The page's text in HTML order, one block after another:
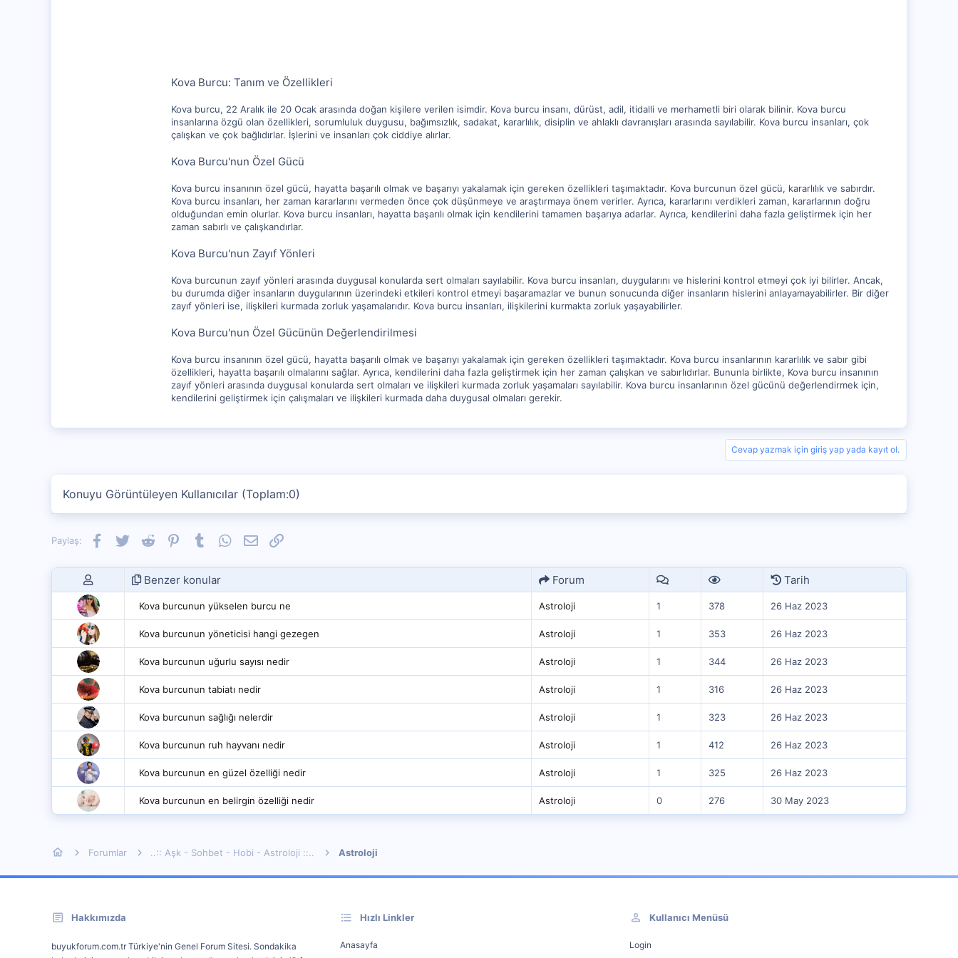
Kova Burcu: Tanım ve Özellikleri
Kova burcu, 22 Aralık ile 20 Ocak arasında doğan kişilere verilen isimdir. Kova burcu insanı, dürüst, adil, itidalli ve merhametli biri olarak bilinir. Kova burcu
insanlarına özgü olan özellikleri, sorumluluk duygusu, bağımsızlık, sadakat, kararlılık, disiplin ve ahlaklı davranışları arasında sayılabilir. Kova burcu insanları, çok
çalışkan ve çok bağlıdırlar. İşlerini ve insanları çok ciddiye alırlar.
Kova Burcu'nun Özel Gücü
Kova burcu insanının özel gücü, hayatta başarılı olmak ve başarıyı yakalamak için gereken özellikleri taşımaktadır. Kova burcunun özel gücü, kararlılık ve sabırdır.
Kova burcu insanları, her zaman kararlarını vermeden önce çok düşünmeye ve araştırmaya önem verirler. Ayrıca, kararlarını verdikleri zaman, kararlarının doğru
olduğundan emin olurlar. Kova burcu insanları, hayatta başarılı olmak için kendilerini tamamen başarıya adarlar. Ayrıca, kendilerini daha fazla geliştirmek için her
zaman sabırlı ve çalışkandırlar.
Kova Burcu'nun Zayıf Yönleri
Kova burcunun zayıf yönleri arasında duygusal konularda sert olmaları sayılabilir. Kova burcu insanları, duygularını ve hislerini kontrol etmeyi çok iyi bilirler. Ancak,
bu durumda diğer insanların duygularının üzerindeki etkileri kontrol etmeyi başaramazlar ve bunun sonucunda diğer insanların hislerini anlayamayabilirler. Bir diğer
zayıf yönleri ise, ilişkileri kurmada zorluk yaşamalarıdır. Kova burcu insanları, ilişkilerini kurmakta zorluk yaşayabilirler.
Kova Burcu'nun Özel Gücünün Değerlendirilmesi
Kova burcu insanının özel gücü, hayatta başarılı olmak ve başarıyı yakalamak için gereken özellikleri taşımaktadır. Kova burcu insanlarının kararlılık ve sabır gibi
özellikleri, hayatta başarılı olmalarını sağlar. Ayrıca, kendilerini daha fazla geliştirmek için her zaman çalışkan ve sabırlıdırlar. Bununla birlikte, Kova burcu insanının
zayıf yönleri arasında duygusal konularda sert olmaları ve ilişkileri kurmada zorluk yaşamaları sayılabilir. Kova burcu insanlarının özel gücünü değerlendirmek için,
kendilerini geliştirmek için çalışmaları ve ilişkileri kurmada daha duygusal olmaları gerekir.
Cevap yazmak için giriş yap yada kayıt ol.
Konuyu Görüntüleyen Kullanıcılar (Toplam:0)
Paylaş: Facebook
TwitterReddit PinterestTumblrWhatsApp
E-postaLink
Benzer konular Forum Tarih
Kova burcunun yükselen burcu ne Astroloji 1 378 26 Haz 2023
Kova burcunun yöneticisi hangi gezegen Astroloji 1 353 26 Haz 2023
Kova burcunun uğurlu sayısı nedir Astroloji 1 344 26 Haz 2023
Kova burcunun tabiatı nedir Astroloji 1 316 26 Haz 2023
Kova burcunun sağlığı nelerdir Astroloji 1 323 26 Haz 2023
Kova burcunun ruh hayvanı nedir Astroloji 1 412 26 Haz 2023
Kova burcunun en güzel özelliği nedir Astroloji 1 325 26 Haz 2023
Kova burcunun en belirgin özelliği nedir Astroloji 0 276 30 May 2023
Forumlar ..:: Aşk - Sohbet - Hobi - Astroloji ::.. Astroloji
Hakkımızda
buyukforum.com.tr Türkiye'nin Genel Forum Sitesi. Sondakika
Hızlı Linkler
Anasayfa
Kullanıcı Menüsü
Login